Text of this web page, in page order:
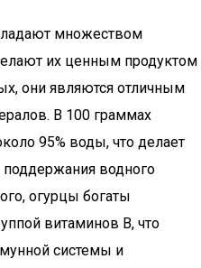
множеством
их ценным продуктом
они являются отличным
В 100 граммах
95% воды, что делает
водного
огурцы богаты
витаминов B, что
системы и